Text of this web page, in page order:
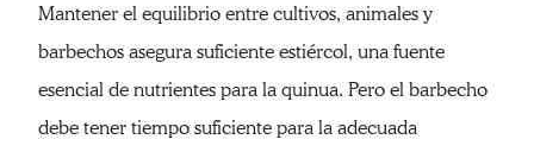
Mantener el equilibrio entre cultivos, animales y
barbechos asegura suficiente estiércol, una fuente
esencial de nutrientes para la quinua. Pero el barbecho
debe tener tiempo suficiente para la adecuada